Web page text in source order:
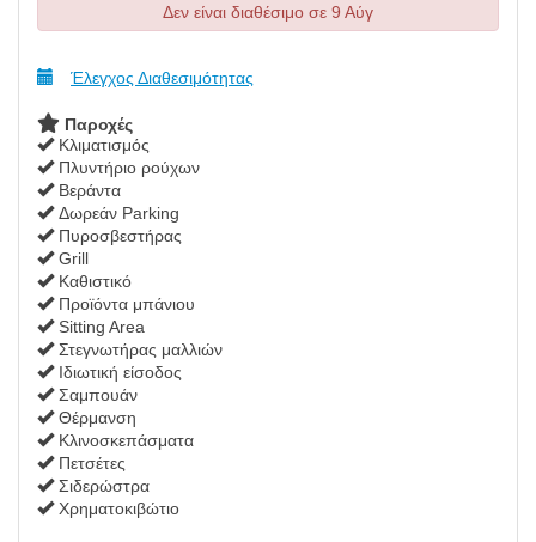
Δεν είναι διαθέσιμο σε 9 Αύγ
Έλεγχος Διαθεσιμότητας
Παροχές
Κλιματισμός
Πλυντήριο ρούχων
Βεράντα
Δωρεάν Parking
Πυροσβεστήρας
Grill
Καθιστικό
Προϊόντα μπάνιου
Sitting Area
Στεγνωτήρας μαλλιών
Ιδιωτική είσοδος
Σαμπουάν
Θέρμανση
Κλινοσκεπάσματα
Πετσέτες
Σιδερώστρα
Χρηματοκιβώτιο